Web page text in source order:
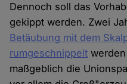
Dennoch soll das
gekippt werden. Zwei
Betäubung mit dem
rumgeschnippelt
maßgeblich die